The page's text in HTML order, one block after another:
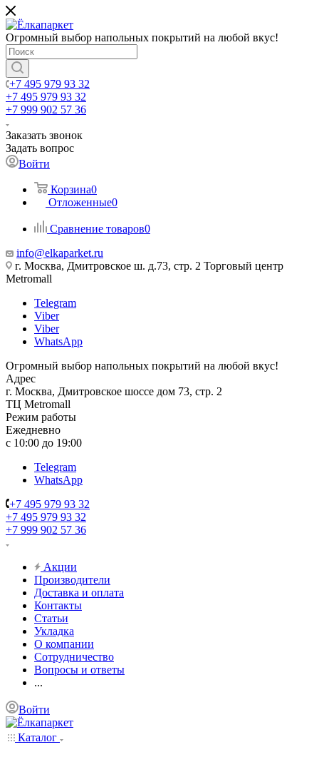
Огромный выбор напольных покрытий на любой вкус!
+7 495 979 93 32
+7 495 979 93 32
+7 999 902 57 36
Заказать звонок
Задать вопрос
Войти
Корзина0
Отложенные0
Сравнение товаров0
info@elkaparket.ru
г. Москва, Дмитровское ш. д.73, стр. 2 Торговый центр
Metromall
Telegram
Viber
Viber
WhatsApp
Огромный выбор напольных покрытий на любой вкус!
Адрес
г. Москва, Дмитровское шоссе дом 73, стр. 2
ТЦ Metromall
Режим работы
Ежедневно
с 10:00 до 19:00
Telegram
WhatsApp
+7 495 979 93 32
+7 495 979 93 32
+7 999 902 57 36
Акции
Производители
Доставка и оплата
Контакты
Статьи
Укладка
О компании
Сотрудничество
Вопросы и ответы
...
Войти
Каталог